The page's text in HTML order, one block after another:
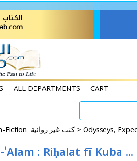
MENU - الكتاب
ALL DEPARTMENTS CART
Arabic: Non-Fiction كتب غير روائية >